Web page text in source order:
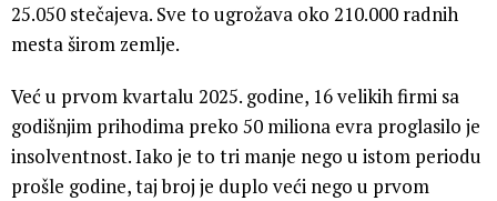
25.050 stečajeva. Sve to ugrožava oko 210.000 radnih
mesta širom zemlje.
Već u prvom kvartalu 2025. godine, 16 velikih firmi sa
godišnjim prihodima preko 50 miliona evra proglasilo je
insolventnost. Iako je to tri manje nego u istom periodu
prošle godine, taj broj je duplo veći nego u prvom